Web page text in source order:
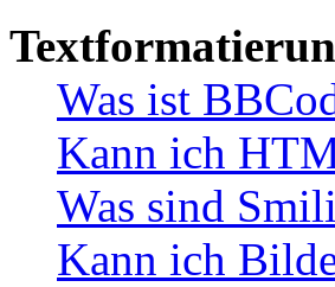
Was ist
Kann ich
Was sind
Kann ich